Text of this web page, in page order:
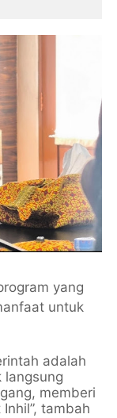
yang
untuk
adalah
langsung
memberi
tambah